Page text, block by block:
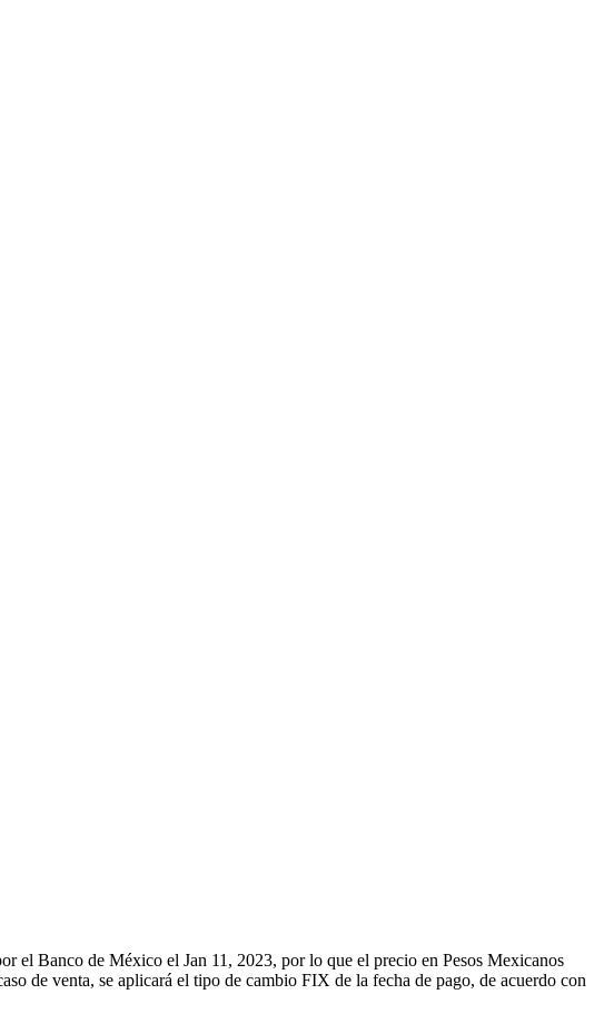
el Banco de México el Jan 11, 2023, por lo que el precio en Pesos Mexicanos
de venta, se aplicará el tipo de cambio FIX de la fecha de pago, de acuerdo con